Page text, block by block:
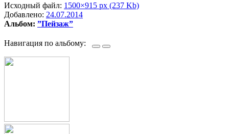
Исходный файл: 1500×915 px (237 Kb)
Добавлено: 24.07.2014
Альбом: ”Пейзаж”
Навигация по альбому: